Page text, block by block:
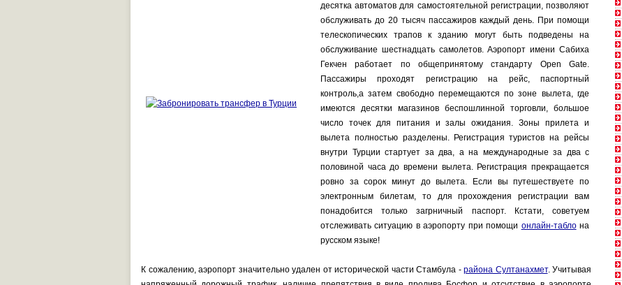
десятка автоматов для самостоятельной регистрации, позволяют
обслуживать до 20 тысяч пассажиров каждый день. При помощи
телескопических трапов к зданию могут быть подведены на
обслуживание шестнадцать самолетов. Аэропорт имени Сабиха
Гекчен работает по общепринятому стандарту Open Gate.
Пассажиры проходят регистрацию на рейс, паспортный
контроль,а затем свободно перемещаются по зоне вылета, где
имеются десятки магазинов беспошлинной торговли, большое
число точек для питания и залы ожидания. Зоны прилета и
вылета полностью разделены. Регистрация туристов на рейсы
внутри Турции стартует за два, а на международные за два с
половиной часа до времени вылета. Регистрация прекращается
ровно за сорок минут до вылета. Если вы путешествуете по
электронным билетам, то для прохождения регистрации вам
понадобится только загрничный паспорт. Кстати, советуем
отслеживать ситуацию в аэропорту при помощи онлайн-таблона
русском языке!
К сожалению, аэропорт значительно удален от исторической части Стамбула - района Султанахмет. Учитывая